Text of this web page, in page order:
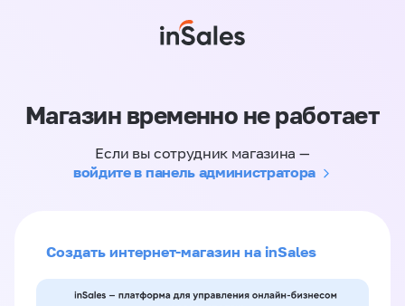
Магазин временно не работает
Если вы сотрудник магазина —
войдите в панель администратора
Создать интернет-магазин на inSales